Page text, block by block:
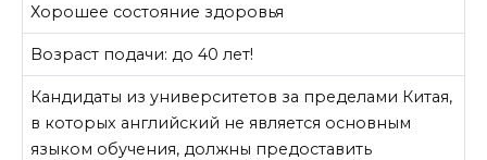
Хорошее состояние здоровья
Возраст подачи: до 40 лет!
Кандидаты из университетов за пределами Китая,
в которых английский не является основным
языком обучения, должны предоставить